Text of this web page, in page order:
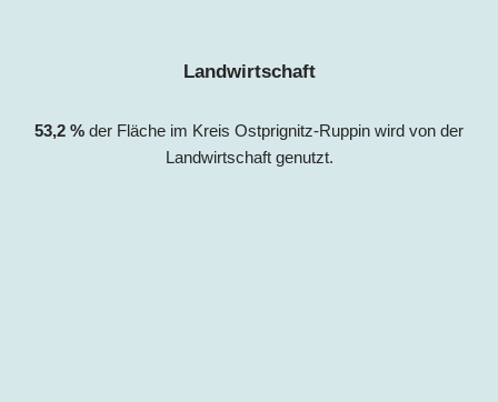
Landwirtschaft
53,2 % der Fläche im Kreis Ostprignitz-Ruppin wird von der
Landwirtschaft genutzt.